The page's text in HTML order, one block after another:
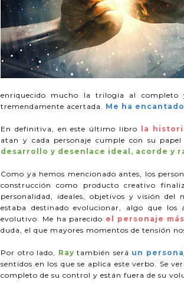
enriquecido mucho la trilogía al
tremendamente acertada. Me ha
En definitiva, en este último libro la
atan y cada personaje cumple con su
desarrollo y desenlace ideal, acorde y
Como ya hemos mencionado antes, los
construcción como producto creativo
personalidad, ideales, objetivos y visión
estaba destinado evolucionar, algo que
evolutivo. Me ha parecido el personaje
duda, el que mayores momentos de tensión
Por otro lado, Ray también será un
sentidos en los que se aplica este verbo. Se
completo de su control y están fuera de su